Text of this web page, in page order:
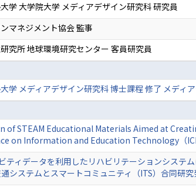
学 大学院大学 メディアデザイン研究科 研究員
マネジメント協会 監事
究所 地球環境研究センター 客員研究員
学 メディアデザイン研究科 博士課程 修了 メディ
of STEAM Educational Materials Aimed at
on Information and Education Technology（
ティデータを利用したリハビリテーションシステ
通システムとスマートコミュニティ（ITS）合同研